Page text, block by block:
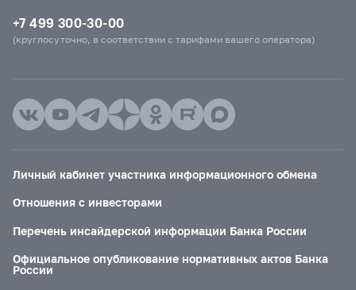
+7 499 300-30-00
(круглосуточно, в соответствии с тарифами вашего оператора)
Личный кабинет участника информационного обмена
Отношения с инвесторами
Перечень инсайдерской информации Банка России
Официальное опубликование нормативных актов Банка
России